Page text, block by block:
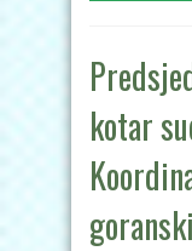
kotar